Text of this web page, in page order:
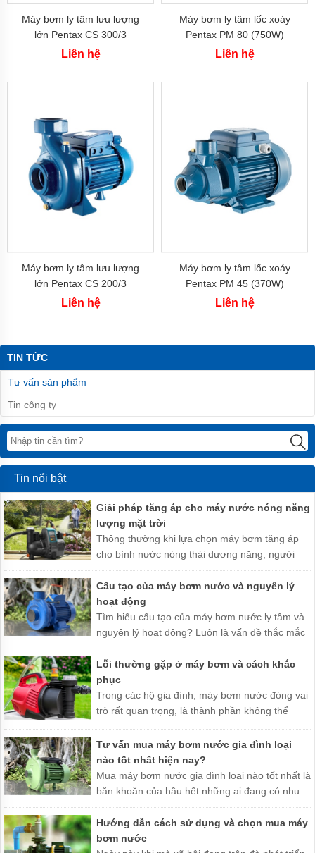
CNP
China
MASTRA
China
Máy
SHIMGE
FORERUN
-
China
Máy
LIUP
PRO
-
China
Máy
Bơm
AWASHI
-
China
Máy
bơm
EWARA
-
China
Máy
sương
FOG
Bơm
hóa
chất
FTI
USA
Bơm
hóa
chất
RUMANI
Bơm
hóa
Máy bơm ly tâm lưu lượng
lớn Pentax CS 300/3
Liên hệ
Máy bơm ly tâm lốc xoáy
Pentax PM 80 (750W)
Liên hệ
Máy bơm ly tâm lưu lượng
lớn Pentax CS 200/3
Liên hệ
Máy bơm ly tâm lốc xoáy
Pentax PM 45 (370W)
Liên hệ
TIN TỨC
Tư vấn sản phẩm
Tin công ty
Tin nổi bật
Giải pháp tăng áp cho máy nước nóng năng
lượng mặt trời
Thông thường khi lựa chọn máy bơm tăng áp
cho bình nước nóng thái dương năng, người
dùng chỉ nghĩ đến việc lựa chọn chiếc máy bơm
chịu được nhiệt độ cao, tuy nhiên không đơn
giản vậy. TGD xin cùng chia sẻ với các bạn
những nguyên tắc và cách lựa chọn thiết bị cho
hệ thống bơm tăng áp cho bình thái dương
năng như sau.
Cấu tạo của máy bơm nước và nguyên lý
hoạt động
Tìm hiểu cấu tạo của máy bơm nước ly tâm và
nguyên lý hoạt động? Luôn là vấn đề thắc mắc
hàng đầu của khách hàng khi mua máy bơm
nước. Chính vì vây, TGD xin được chia sẻ tới
các bạn các thông tin cần thiết về cấu tạo và
nguyên lý hoạt động của máy bơm nước, từ đó
sẽ giúp các bạn hiểu biết hơn về máy bơm
Lỗi thường gặp ở máy bơm và cách khắc
phục
Trong các hộ gia đình, máy bơm nước đóng vai
trò rất quan trọng, là thành phần không thể
nước khác nhau, vì vậy giá thành và chất liệu
của máy bơm cũng sẽ khác nhau.
Tư vấn mua máy bơm nước gia đình loại
nào tốt nhất hiện nay?
Mua máy bơm nước gia đình loại nào tốt nhất là
băn khoăn của hầu hết những ai đang có nhu
cầu cải thiện chất lượng nước. Tuy nhiên,
không phải ai cũng có thể lựa chọn được một
loại máy bơm hiệu quả tốt, hoạt động bền bỉ mà
Hướng dẫn cách sử dụng và chọn mua máy
bơm nước